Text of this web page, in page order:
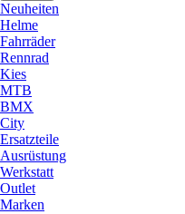
Neuheiten
Helme
Fahrräder
Rennrad
Kies
MTB
BMX
City
Ersatzteile
Ausrüstung
Werkstatt
Outlet
Marken